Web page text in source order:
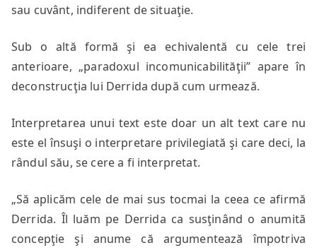
sau cuvânt, indiferent de situaţie.
Sub o altă formă şi ea echivalentă cu cele trei
anterioare, „paradoxul incomunicabilităţii” apare în
deconstrucţia lui Derrida după cum urmează.
Interpretarea unui text este doar un alt text care nu
este el însuşi o interpretare privilegiată şi care deci, la
rândul său, se cere a fi interpretat.
„Să aplicăm cele de mai sus tocmai la ceea ce afirmă
Derrida. Îl luăm pe Derrida ca susţinând o anumită
concepţie şi anume că argumentează împotriva